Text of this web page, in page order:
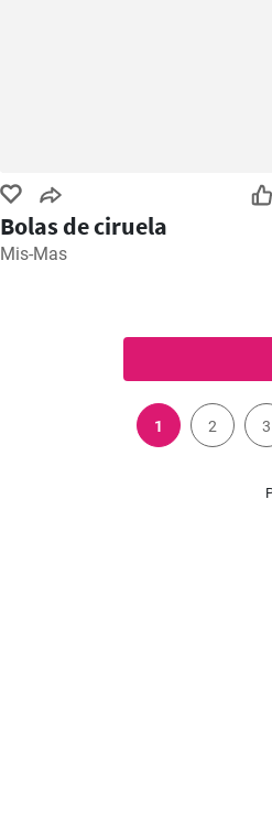
Bolas de ciruela
Mis-Mas
1 2 3